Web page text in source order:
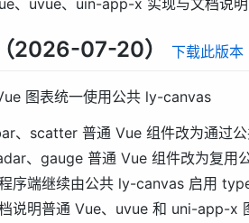
、uvue、uin-app-x 实现与文档说明
2026-07-20） 下载此版本
图表统一使用公共 ly-canvas
、scatter 普通 Vue 组件改为通过
、gauge 普通 Vue 组件改为复用
序端继续由公共 ly-canvas 启用
说明普通 Vue、uvue 和 uni-app-x